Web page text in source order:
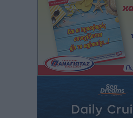
Μαστιχάρι – Αναποδογύρισε
5χρονο παιδί
Τοπικές Ειδήσεις • πριν 12 ώρες
“Η Ευρώπη αντιμετώπιζε το
τρόμου” – Η συγκλονιστική
Γιασιράνη στον RV για τα
πριν 12 ώρες